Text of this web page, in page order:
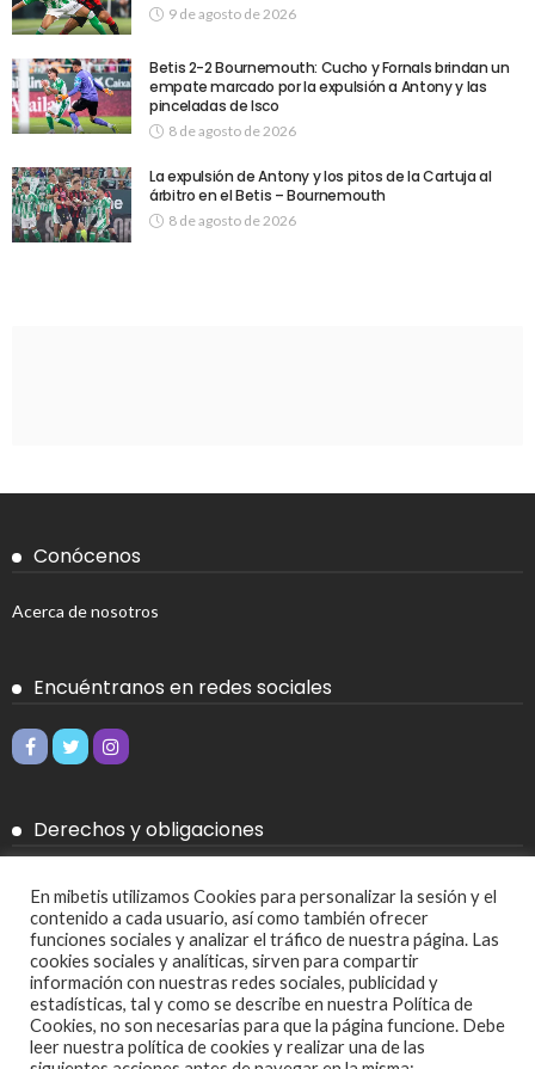
9 de agosto de 2026
Betis 2-2 Bournemouth: Cucho y Fornals brindan un
empate marcado por la expulsión a Antony y las
pinceladas de Isco
8 de agosto de 2026
La expulsión de Antony y los pitos de la Cartuja al
árbitro en el Betis – Bournemouth
8 de agosto de 2026
Conócenos
Acerca de nosotros
Encuéntranos en redes sociales
Derechos y obligaciones
Política de Cookies
Política de privacidad
Más
En mibetis utilizamos Cookies para personalizar la sesión y el
contenido a cada usuario, así como también ofrecer
funciones sociales y analizar el tráfico de nuestra página. Las
cookies sociales y analíticas, sirven para compartir
información con nuestras redes sociales, publicidad y
estadísticas, tal y como se describe en nuestra Política de
Cookies, no son necesarias para que la página funcione. Debe
leer nuestra política de cookies y realizar una de las